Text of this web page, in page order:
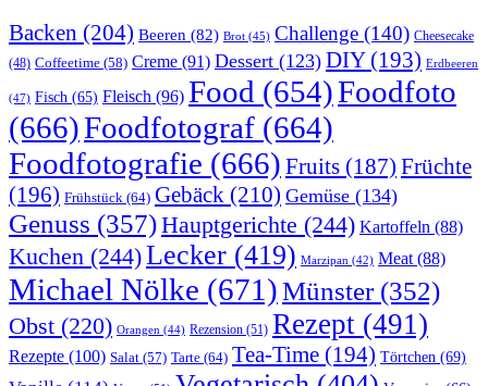
Backen (204) Beeren (82) Brot (45) Challenge (140) Cheesecake
(48) Coffeetime (58) Creme (91) Dessert (123) DIY(193) Erdbeeren
(47) Fisch (65) Fleisch (96) Food (654)Foodfoto
(666)Foodfotograf (664)
Foodfotografie (666) Fruits (187) Früchte
(196) Frühstück (64) Gebäck (210) Gemüse (134)
Genuss (357)Hauptgerichte (244) Kartoffeln (88)
Kuchen (244)Lecker (419) Marzipan (42) Meat (88)
Michael Nölke (671)Münster(352)
Obst (220) Orangen (44) Rezension (51) Rezept (491)
Rezepte (100) Salat (57) Tarte (64) Tea-Time (194) Törtchen (69)